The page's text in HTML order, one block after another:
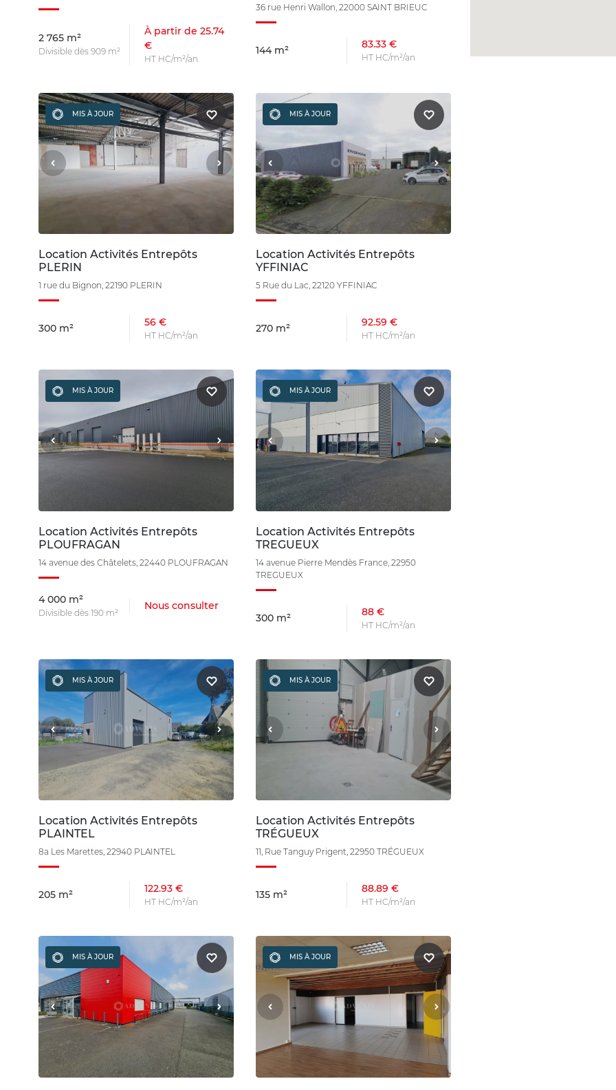
2 765 m²
Divisible dès 909 m²
À partir de 25.74
€
HT HC/m²/an
36 rue Henri Wallon, 22000 SAINT BRIEUC
144 m² 83.33 €
HT HC/m²/an
MIS À JOUR
Location Activités Entrepôts
PLERIN
1 rue du Bignon, 22190 PLERIN
300 m² 56 €
HT HC/m²/an
MIS À JOUR
Location Activités Entrepôts
YFFINIAC
5 Rue du Lac, 22120 YFFINIAC
270 m² 92.59 €
HT HC/m²/an
MIS À JOUR
Location Activités Entrepôts
PLOUFRAGAN
14 avenue des Châtelets, 22440 PLOUFRAGAN
4 000 m²
Divisible dès 190 m²
Nous consulter
MIS À JOUR
Location Activités Entrepôts
TREGUEUX
14 avenue Pierre Mendès France, 22950
TREGUEUX
300 m² 88 €
HT HC/m²/an
MIS À JOUR
Location Activités Entrepôts
PLAINTEL
8a Les Marettes, 22940 PLAINTEL
205 m² 122.93 €
HT HC/m²/an
MIS À JOUR
Location Activités Entrepôts
TRÉGUEUX
11, Rue Tanguy Prigent, 22950 TRÉGUEUX
135 m² 88.89 €
HT HC/m²/an
MIS À JOUR MIS À JOUR